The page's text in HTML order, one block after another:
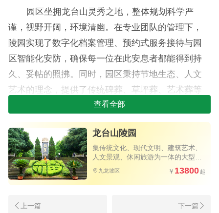
园区坐拥龙台山灵秀之地，整体规划科学严
谨，视野开阔，环境清幽。在专业团队的管理下，
陵园实现了数字化档案管理、预约式服务接待与园
区智能化安防，确保每一位在此安息者都能得到持
久、妥帖的照拂。同时，园区秉持节地生态、人文
艺术的理念，提供了传统碑葬、草坪葬、艺术葬等
多种葬式选择，满足不同家庭的需求与情感表达。
查看全部
龙台山陵园
集传统文化、现代文明、建筑艺术、
人文景观、休闲旅游为一体的大型山
九龙坡区 13800